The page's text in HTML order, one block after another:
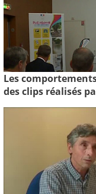
Les
des clips réalisés